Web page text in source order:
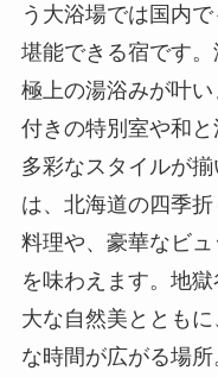
う大浴場では国内
堪能できる宿です
極上の湯浴みが叶
付きの特別室や和
多彩なスタイルが
は、北海道の四季
料理や、豪華なビ
を味わえます。地
大な自然美ととも
な時間が広がる場